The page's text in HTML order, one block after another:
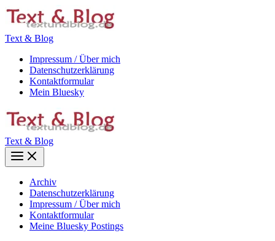
Zum
Inhalt
Text & Blog
Impressum / Über mich
Datenschutzerklärung
Kontaktformular
Mein Bluesky
Text & Blog
Main
Menu
Archiv
Datenschutzerklärung
Impressum / Über mich
Kontaktformular
Meine Bluesky Postings